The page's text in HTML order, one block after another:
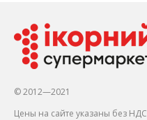
© 2012—2021
Цены на сайте указаны без НДС